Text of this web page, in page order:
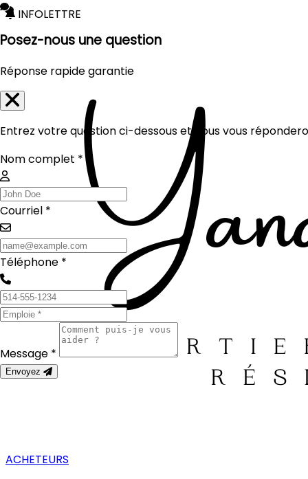
INFOLETTRE
ACHETEURS
Posez-nous une question
Réponse rapide garantie
Entrez votre question ci-dessous et nous vous
Nom complet *
Courriel *
Téléphone *
Message *
Envoyez